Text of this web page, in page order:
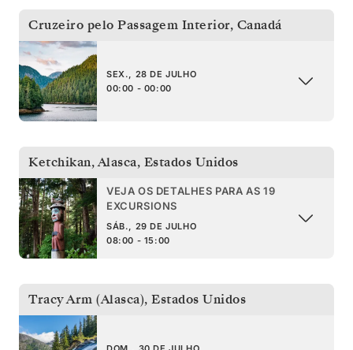
Cruzeiro pelo Passagem Interior, Canadá
SEX., 28 DE JULHO
00:00 - 00:00
Ketchikan, Alasca, Estados Unidos
VEJA OS DETALHES PARA AS 19
EXCURSIONS
SÁB., 29 DE JULHO
08:00 - 15:00
Tracy Arm (Alasca), Estados Unidos